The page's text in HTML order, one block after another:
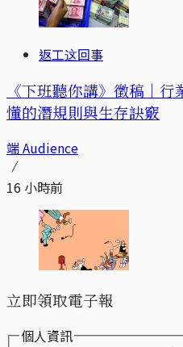
返工这回事
《下班聽你講》徵稿｜
懂的潛規則與生存訣竅
端 Audience
16 小時前
立即領取電子報
個人資訊